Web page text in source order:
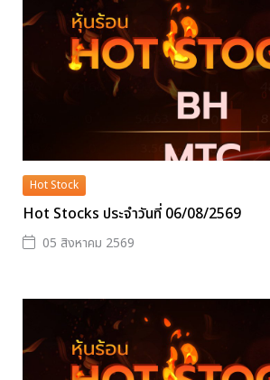
Hot Stock
Hot Stocks ประจำวันที่ 06/08/2569
05 สิงหาคม 2569